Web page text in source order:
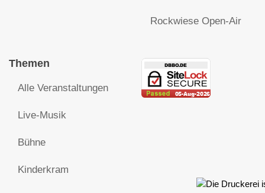
Rockwiese Open-Air
Themen
Alle Veranstaltungen
Live-Musik
Bühne
Kinderkram